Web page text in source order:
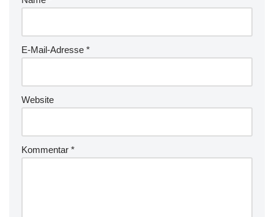
E-Mail-Adresse *
Website
Kommentar *